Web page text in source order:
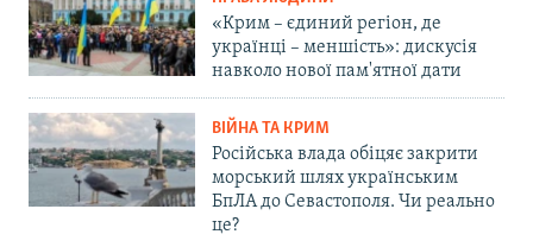
«Крим – єдиний регіон, де
українці – меншість»: дискусія
навколо нової пам'ятної дати
ВІЙНА ТА КРИМ
Російська влада обіцяє закрити
морський шлях українським
БпЛА до Севастополя. Чи реально
це?